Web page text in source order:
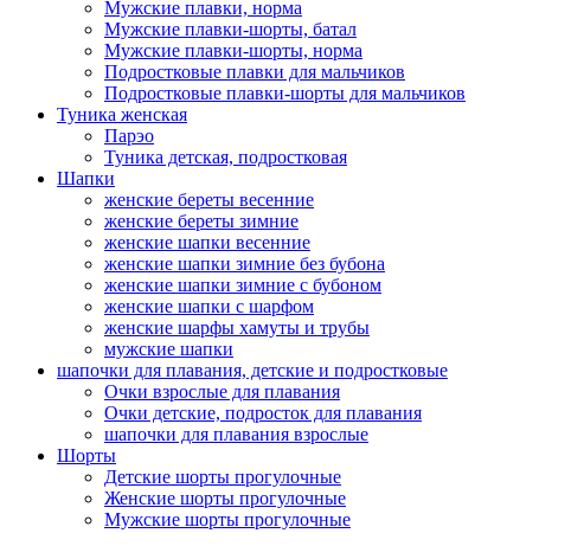
Мужские плавки, норма
Мужские плавки-шорты, батал
Мужские плавки-шорты, норма
Подростковые плавки для мальчиков
Подростковые плавки-шорты для мальчиков
Туникa женская
Парэо
Туника детская, подростковая
Шапки
женские береты весенние
женские береты зимние
женские шапки весенние
женские шапки зимние без бубона
женские шапки зимние с бубоном
женские шапки с шарфом
женские шарфы хамуты и трубы
мужские шапки
шапочки для плавания, детские и подростковые
Очки взрослые для плавания
Очки детские, подросток для плавания
шапочки для плавания взрослые
Шорты
Детские шорты прогулочные
Женские шорты прогулочные
Мужские шорты прогулочные